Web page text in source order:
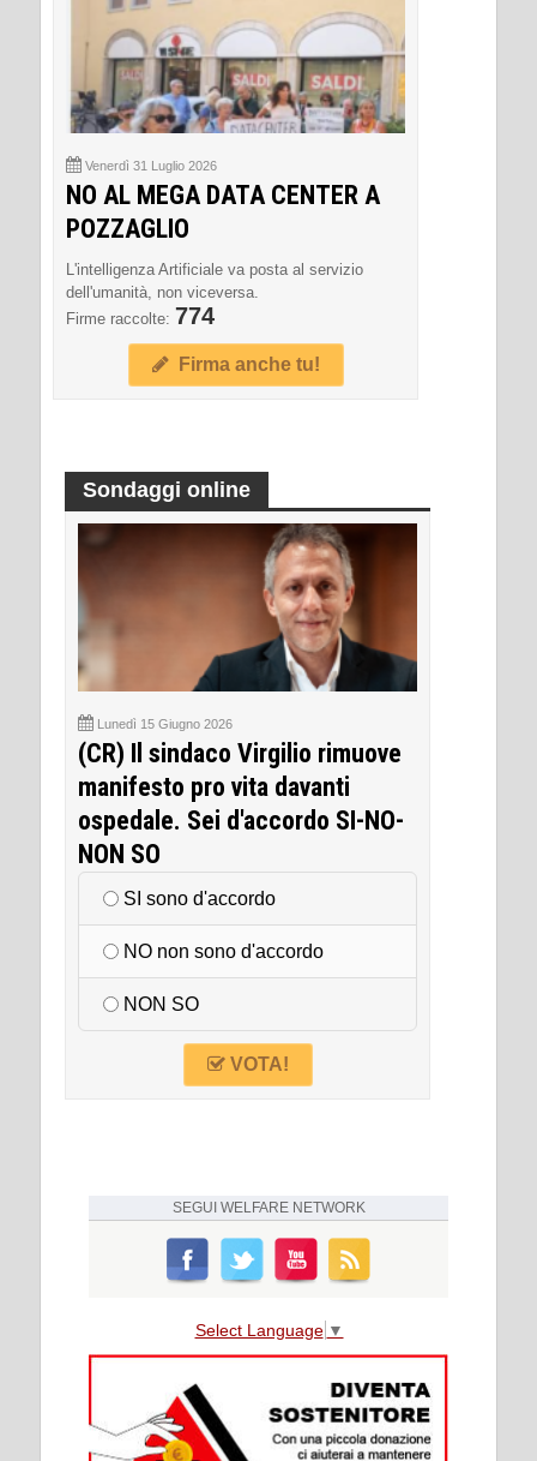
Venerdì 31 Luglio 2026
NO AL MEGA DATA CENTER A
POZZAGLIO
L'intelligenza Artificiale va posta al servizio
dell'umanità, non viceversa.
Firme raccolte: 774
Firma anche tu!
Sondaggi online
Lunedì 15 Giugno 2026
(CR) Il sindaco Virgilio rimuove
manifesto pro vita davanti
ospedale. Sei d'accordo SI-NO-
NON SO
SI sono d'accordo
NO non sono d'accordo
NON SO
VOTA!
SEGUI WELFARE NETWORK
Select Language ▼